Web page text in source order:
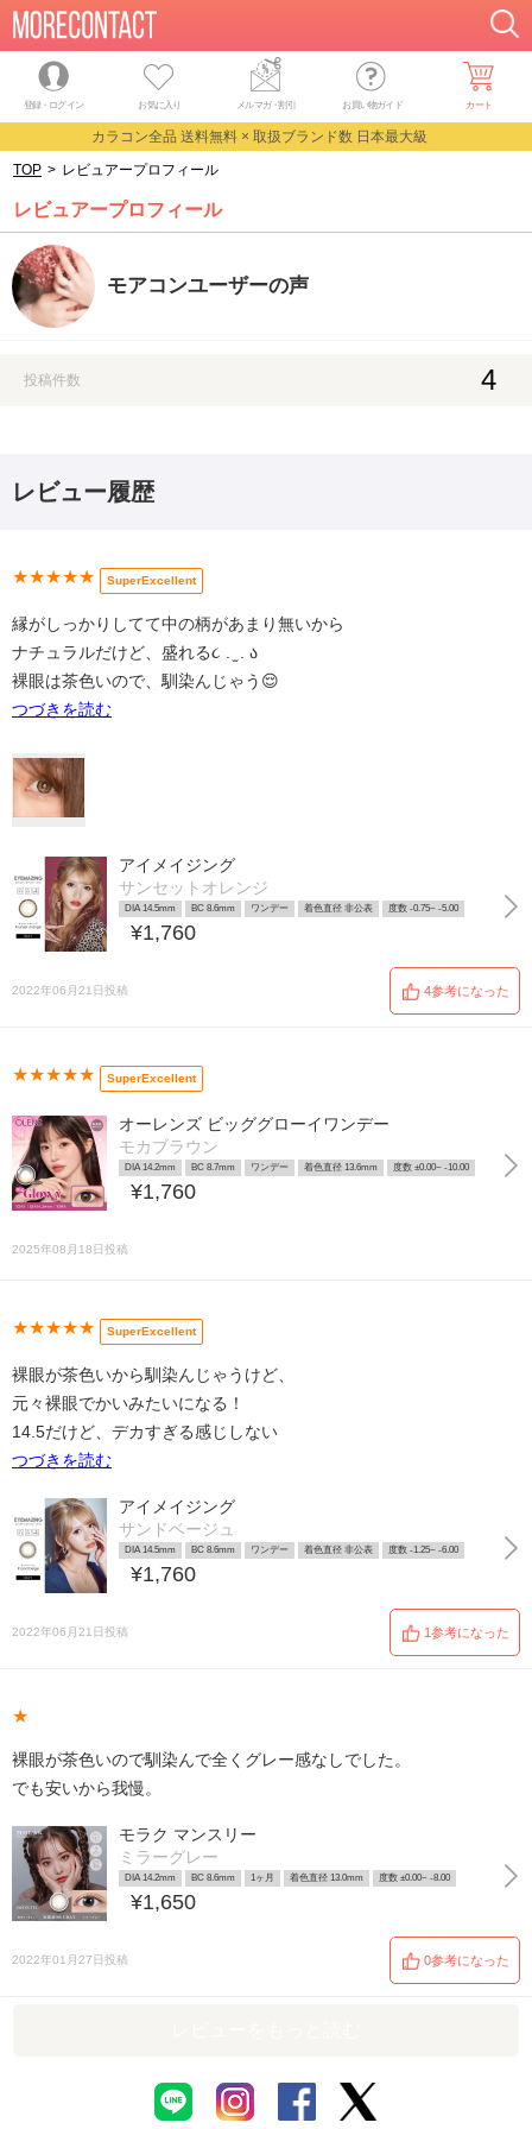
登録・ログイン お気に入り メルマガ・割引 お買い物ガイド カート
カラコン全品 送料無料 × 取扱ブランド数 日本最大級
TOP > レビュアープロフィール
レビュアープロフィール
モアコンユーザーの声
投稿件数 4
レビュー履歴
★★★★★ SuperExcellent
縁がしっかりしてて中の柄があまり無いから
ナチュラルだけど、盛れる૮ . ̫ . ა
裸眼は茶色いので、馴染んじゃう😌
つづきを読む
アイメイジング
サンセットオレンジ
DIA 14.5mm BC 8.6mm ワンデー 着色直径 非公表 度数 -0.75~ -5.00
¥1,760
2022年06月21日投稿 4参考になった
★★★★★ SuperExcellent
オーレンズ ビッググローイワンデー
モカブラウン
DIA 14.2mm BC 8.7mm ワンデー 着色直径 13.6mm 度数 ±0.00~ -10.00
¥1,760
2025年08月18日投稿
★★★★★ SuperExcellent
裸眼が茶色いから馴染んじゃうけど、
元々裸眼でかいみたいになる！
14.5だけど、デカすぎる感じしない
つづきを読む
アイメイジング
サンドベージュ
DIA 14.5mm BC 8.6mm ワンデー 着色直径 非公表 度数 -1.25~ -6.00
¥1,760
2022年06月21日投稿 1参考になった
★
裸眼が茶色いので馴染んで全くグレー感なしでした。
でも安いから我慢。
モラク マンスリー
ミラーグレー
DIA 14.2mm BC 8.6mm 1ヶ月 着色直径 13.0mm 度数 ±0.00~ -8.00
¥1,650
2022年01月27日投稿 0参考になった